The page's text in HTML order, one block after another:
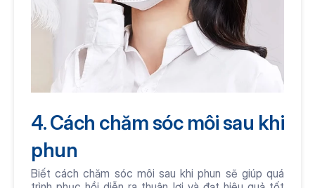
4. Cách chăm sóc môi sau khi
phun
Biết cách chăm sóc môi sau khi phun sẽ giúp quá